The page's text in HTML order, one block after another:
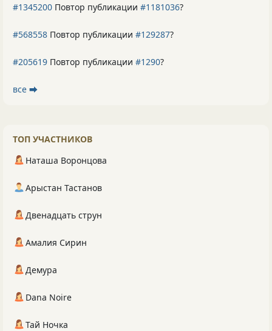
#1345200 Повтор публикации #1181036?
#568558 Повтор публикации #129287?
#205619 Повтор публикации #1290?
все ⮕
ТОП УЧАСТНИКОВ
Наташа Воронцова
Арыстан Тастанов
Двенадцать струн
Амалия Сирин
Демура
Dana Noire
Тай Ночка